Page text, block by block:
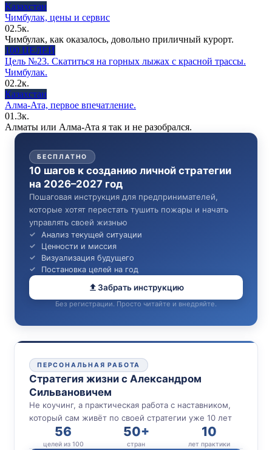
Казахстан
Чимбулак, цены и сервис
02.5к.
Чимбулак, как оказалось, довольно приличный курорт.
100 ЦЕЛЕЙ
Цель №23. Скатиться на горных лыжах с красной трассы.
Чимбулак.
02.2к.
Казахстан
Алма-Ата, первое впечатление.
01.3к.
Алматы или Алма-Ата я так и не разобрался.
БЕСПЛАТНО
10 шагов к созданию личной стратегии
на 2026–2027 год
Пошаговая инструкция для предпринимателей,
которые хотят перестать тушить пожары и начать
управлять своей жизнью
Анализ текущей ситуации
Ценности и миссия
Визуализация будущего
Постановка целей на год
Забрать инструкцию
Без регистрации. Просто читайте и внедряйте.
ПЕРСОНАЛЬНАЯ РАБОТА
Стратегия жизни с Александром
Сильвановичем
Не коучинг, а практическая работа с наставником,
который сам живёт по своей стратегии уже 10 лет
56
целей из 100
50+
стран
10
лет практики